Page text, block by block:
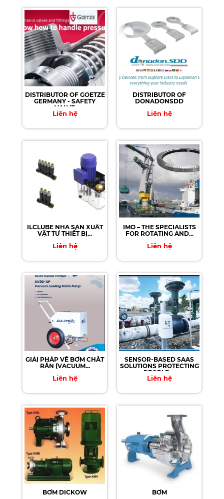
DISTRIBUTOR OF GOETZE
GERMANY - SAFETY
VALVE
Liên hệ
DISTRIBUTOR OF
DONADONSDD
Liên hệ
ILCLUBE NHÀ SẢN XUẤT
VẬT TƯ THIẾT BỊ...
Liên hệ
IMO – THE SPECIALISTS
FOR ROTATING AND...
Liên hệ
GIẢI PHÁP VỀ BƠM CHẤT
RẮN (VACUUM...
Liên hệ
SENSOR-BASED SAAS
SOLUTIONS PROTECTING
PEOPLE,...
Liên hệ
BƠM DICKOW BƠM